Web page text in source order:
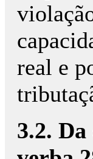
real e
3.2.